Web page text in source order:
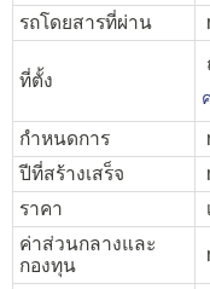
รถโดยสารที่ผ่าน
ที่ตั้ง
กำหนดการ
ปีที่สร้างเสร็จ
ราคา
ค่าส่วนกลางและ
กองทุน